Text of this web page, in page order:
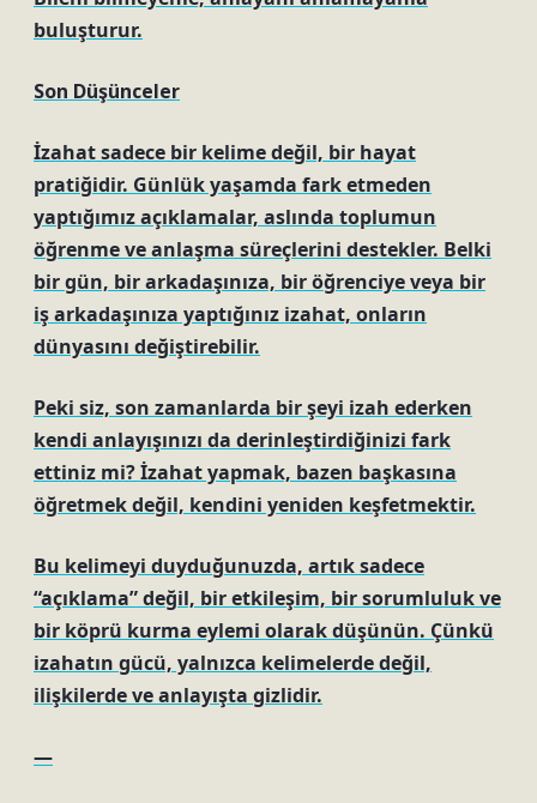
buluşturur.
Son Düşünceler
İzahat sadece bir kelime değil, bir hayat
pratiğidir. Günlük yaşamda fark etmeden
yaptığımız açıklamalar, aslında toplumun
öğrenme ve anlaşma süreçlerini destekler. Belki
bir gün, bir arkadaşınıza, bir öğrenciye veya bir
iş arkadaşınıza yaptığınız izahat, onların
dünyasını değiştirebilir.
Peki siz, son zamanlarda bir şeyi izah ederken
kendi anlayışınızı da derinleştirdiğinizi fark
ettiniz mi? İzahat yapmak, bazen başkasına
öğretmek değil, kendini yeniden keşfetmektir.
Bu kelimeyi duyduğunuzda, artık sadece
“açıklama” değil, bir etkileşim, bir sorumluluk ve
bir köprü kurma eylemi olarak düşünün. Çünkü
izahatın gücü, yalnızca kelimelerde değil,
ilişkilerde ve anlayışta gizlidir.
—